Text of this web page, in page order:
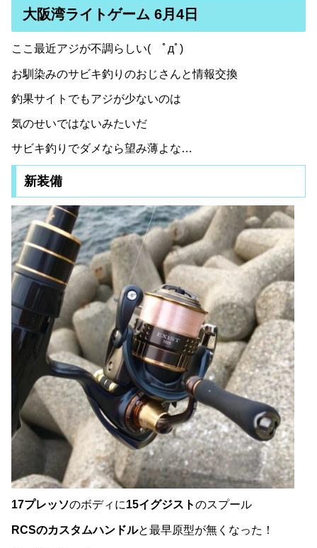
大阪湾ライトゲーム 6月4日
ここ最近アジが不調らしい( ﾟдﾟ)
お馴染みのサビキ釣りのおじさんと情報交換
釣果サイトでもアジが少ないのは
気のせいではないみたいだ
サビキ釣りでダメなら望み薄よな…
新装備
17プレッソのボディに15イグジストのスプール
RCSのカスタムハンドルと最早原型が無くなった！